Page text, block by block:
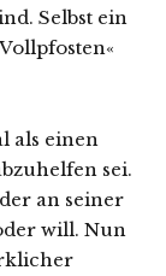
Selbst ein
als einen
sei.
an seiner
will. Nun